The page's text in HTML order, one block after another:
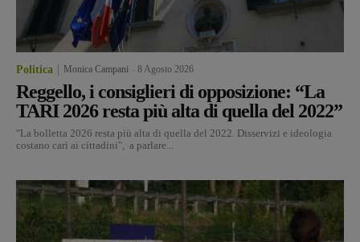
Politica Monica Campani 8 Agosto 2026
Reggello, i consiglieri di opposizione: “La
TARI 2026 resta più alta di quella del 2022”
"La bolletta 2026 resta più alta di quella del 2022. Disservizi e ideologia
costano cari ai cittadini", a parlare...